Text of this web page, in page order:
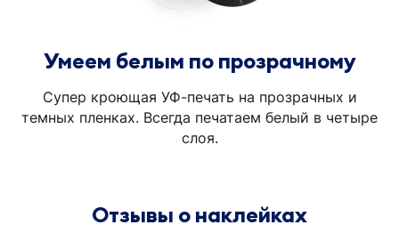
Умеем белым по прозрачному
Супер кроющая УФ-печать на прозрачных и
темных пленках. Всегда печатаем белый в четыре
слоя.
Отзывы о наклейках